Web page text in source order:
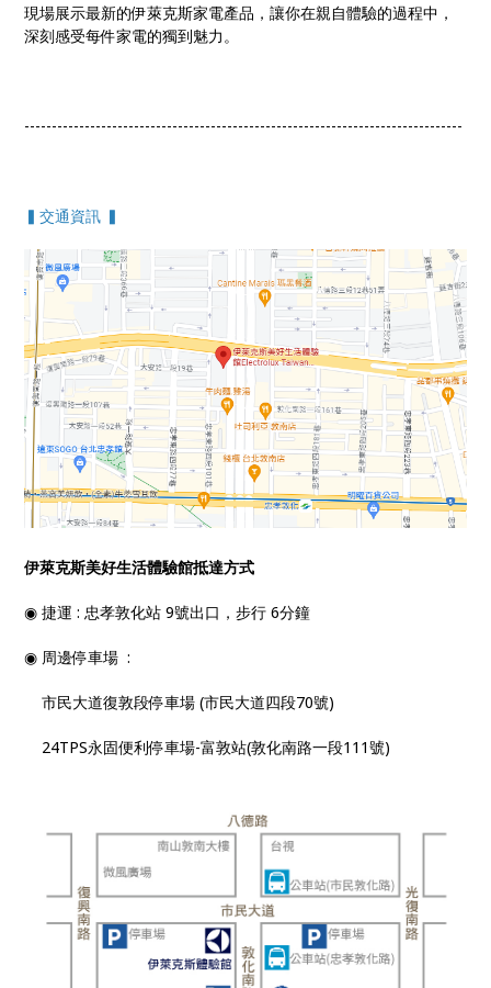
現場展示最新的伊萊克斯家電產品，讓你在親自體驗的過程中，
深刻感受每件家電的獨到魅力。
--------------------------------------------------------------------------------
▍交通資訊 ▍
伊萊克斯美好生活體驗館抵達方式
◉ 捷運 : 忠孝敦化站 9號出口，步行 6分鐘
◉ 周邊停車場 :
市民大道復敦段停車場 (市民大道四段70號)
24TPS永固便利停車場-富敦站(敦化南路一段111號)